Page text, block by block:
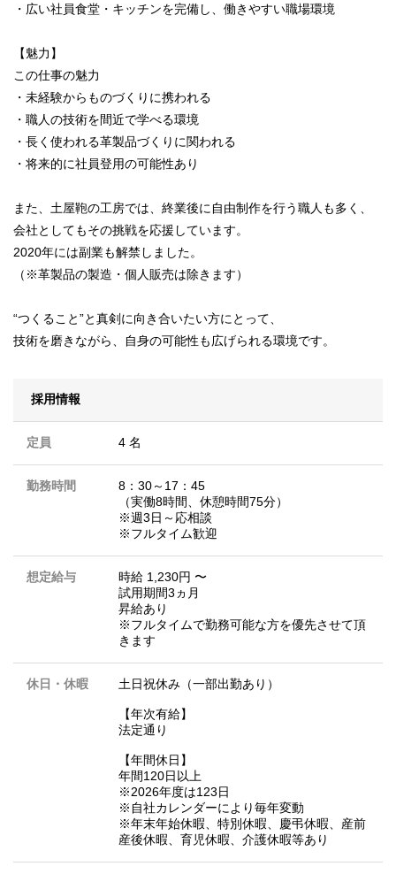
・広い社員食堂・キッチンを完備し、働きやすい職場環境
【魅力】
この仕事の魅力
・未経験からものづくりに携われる
・職人の技術を間近で学べる環境
・長く使われる革製品づくりに関われる
・将来的に社員登用の可能性あり
また、土屋鞄の工房では、終業後に自由制作を行う職人も多く、
会社としてもその挑戦を応援しています。
2020年には副業も解禁しました。
（※革製品の製造・個人販売は除きます）
“つくること”と真剣に向き合いたい方にとって、
技術を磨きながら、自身の可能性も広げられる環境です。
採用情報
定員 4 名
勤務時間
8：30～17：45
（実働8時間、休憩時間75分）
※週3日～応相談
※フルタイム歓迎
想定給与
時給 1,230円 〜
試用期間3ヵ月
昇給あり
※フルタイムで勤務可能な方を優先させて頂
きます
休日・休暇 土日祝休み（一部出勤あり）
【年次有給】
法定通り
【年間休日】
年間120日以上
※2026年度は123日
※自社カレンダーにより毎年変動
※年末年始休暇、特別休暇、慶弔休暇、産前
産後休暇、育児休暇、介護休暇等あり